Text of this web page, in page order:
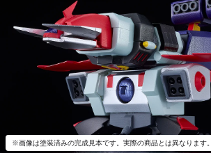
※画像は塗装済みの完成見本です。実際の商品とは異なります。